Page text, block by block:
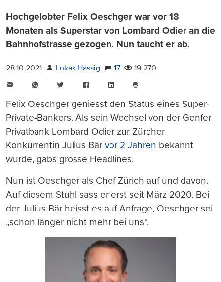
Hochgelobter Felix Oeschger war vor 18
Monaten als Superstar von Lombard Odier an die
Bahnhofstrasse gezogen. Nun taucht er ab.
28.10.2021 Lukas Hässig 17
19.270
WhatsAppTwitter FacebookLinkedIn
drucken
Felix Oeschger geniesst den Status eines Super-
Private-Bankers. Als sein Wechsel von der Genfer
Privatbank Lombard Odier zur Zürcher
Konkurrentin Julius Bär vor 2 Jahren bekannt
wurde, gabs grosse Headlines.
Nun ist Oeschger als Chef Zürich auf und davon.
Auf diesem Stuhl sass er erst seit März 2020. Bei
der Julius Bär heisst es auf Anfrage, Oeschger sei
„schon länger nicht mehr bei uns“.